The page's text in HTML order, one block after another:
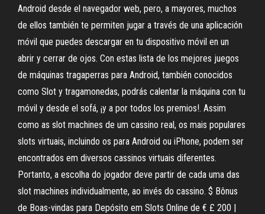
Android desde el navegador web, pero, a mayores, muchos
de ellos también te permiten jugar a través de una aplicación
móvil que puedes descargar en tu dispositivo móvil en un
abrir y cerrar de ojos. Con estas lista de los mejores juegos
de máquinas tragaperras para Android, también conocidos
como Slot y tragamonedas, podrás calentar la máquina con tu
móvil y desde el sofá, ¡y a por todos los premios!. Assim
como as slot machines de um cassino real, os mais populares
slots virtuais, incluindo os para Android ou iPhone, podem ser
encontrados em diversos cassinos virtuais diferentes.
Portanto, a escolha do jogador deve partir de cada uma das
slot machines individualmente, ao invés do cassino. $ Bônus
de Boas-vindas para Depósito em Slots Online de € £ 200 |